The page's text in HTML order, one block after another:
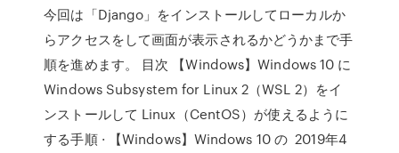
今回は「Django」をインストールしてローカルか
らアクセスをして画面が表示されるかどうかまで手
順を進めます。 目次 【Windows】Windows 10 に
Windows Subsystem for Linux 2（WSL 2）をイ
ンストールして Linux（CentOS）が使えるように
する手順 · 【Windows】Windows 10 の 2019年4